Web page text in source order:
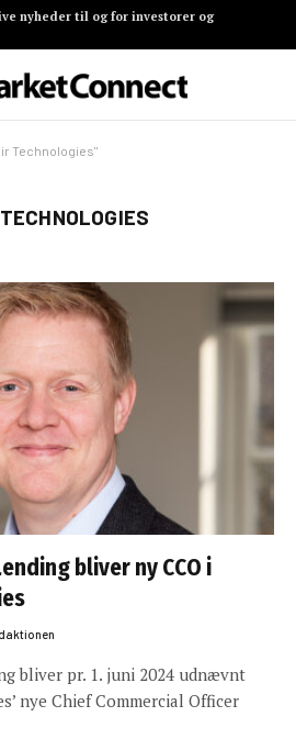
nyheder til og for investorer og
Technologies"
bliver ny CCO i
bliver pr. 1. juni 2024 udnævnt
nye Chief Commercial Officer